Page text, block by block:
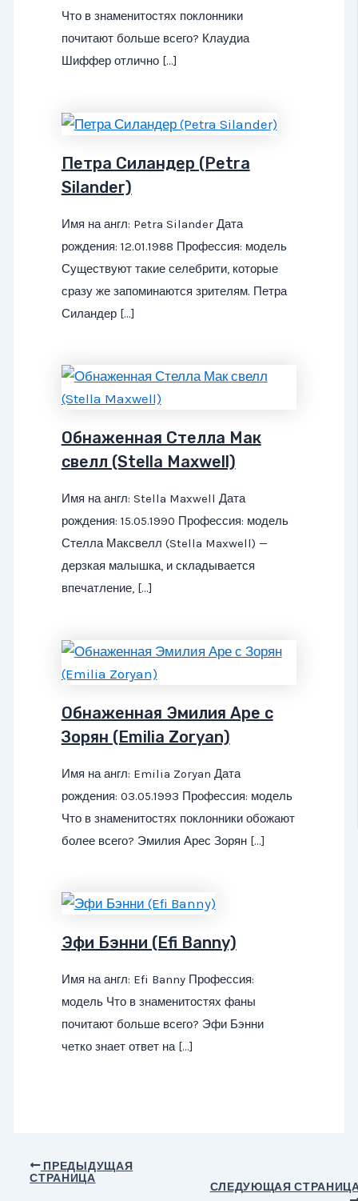
Что в знаменитостях поклонники
почитают больше всего? Клаудиа
Шиффер отлично […]
Петра Силандер (Petra
Silander)
Имя на англ: Petra Silander Дата
рождения: 12.01.1988 Профессия: модель
Существуют такие селебрити, которые
сразу же запоминаются зрителям. Петра
Силандер […]
Обнаженная Стелла Мак
свелл (Stella Maxwell)
Имя на англ: Stella Maxwell Дата
рождения: 15.05.1990 Профессия: модель
Стелла Максвелл (Stella Maxwell) —
дерзкая малышка, и складывается
впечатление, […]
Обнаженная Эмилия Аре с
Зорян (Emilia Zoryan)
Имя на англ: Emilia Zoryan Дата
рождения: 03.05.1993 Профессия: модель
Что в знаменитостях поклонники обожают
более всего? Эмилия Арес Зорян […]
Эфи Бэнни (Efi Banny)
Имя на англ: Efi Banny Профессия:
модель Что в знаменитостях фаны
почитают больше всего? Эфи Бэнни
четко знает ответ на […]
Навигация
ПРЕДЫДУЩАЯ
СТРАНИЦА
СЛЕДУЮЩАЯ